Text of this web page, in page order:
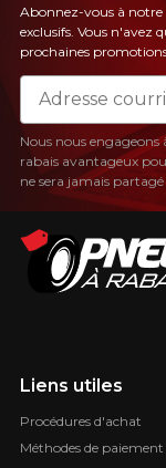
Liens utiles
Procédures d'achat
Méthodes de paiement
Abonnez-vous à
exclusifs. Vous n'avez
prochaines
Courriel
Nous nous
rabais avantageux
ne sera jamais